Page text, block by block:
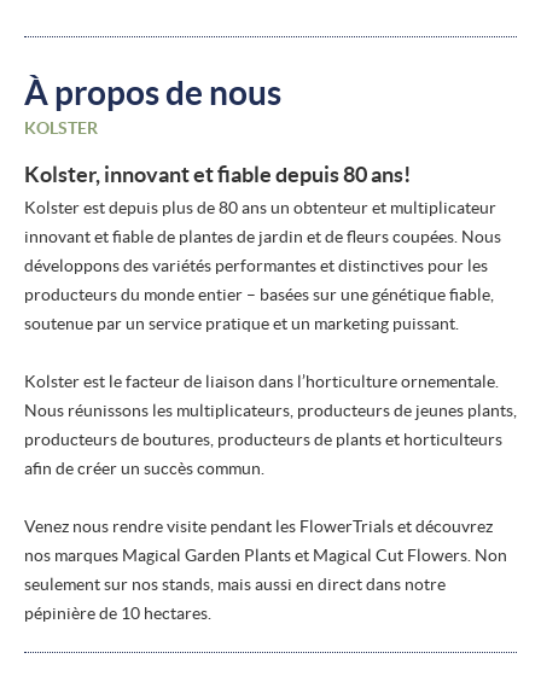
À propos de nous
KOLSTER
Kolster, innovant et fiable depuis 80 ans!
Kolster est depuis plus de 80 ans un obtenteur et multiplicateur
innovant et fiable de plantes de jardin et de fleurs coupées. Nous
développons des variétés performantes et distinctives pour les
producteurs du monde entier – basées sur une génétique fiable,
soutenue par un service pratique et un marketing puissant.
Kolster est le facteur de liaison dans l’horticulture ornementale.
Nous réunissons les multiplicateurs, producteurs de jeunes plants,
producteurs de boutures, producteurs de plants et horticulteurs
afin de créer un succès commun.
Venez nous rendre visite pendant les FlowerTrials et découvrez
nos marques Magical Garden Plants et Magical Cut Flowers. Non
seulement sur nos stands, mais aussi en direct dans notre
pépinière de 10 hectares.